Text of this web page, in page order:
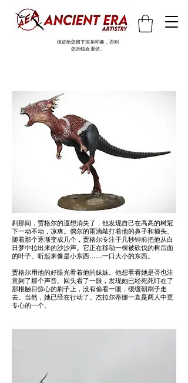
保证给您留下深刻印象，否则
您的钱会退还。
刹那间，贾格尔的遐想消失了，他发现自己在高高的树冠
下一动不动，凉爽。偶尔的雨滴敲打着他的鼻子和额头。
随着那个逐渐变成几个，贾格尔专注于几秒钟前把他从白
日梦中拉出来的沙沙声。它正在移动一棵被砍伐的树后面
的叶子。听起来像是小东西……一口大小的东西。
贾格尔用他的好眼光看着他的妹妹。他想看看她是否也注
意到了那个声音。回头看了一眼，发现她已经死死盯在了
那根触目惊心的刷子上，没有偷看一眼，缓缓朝刷子走
去。当然，她已经在行动了。杰拉尔蒂娜一直是两人中更
专心的一个。